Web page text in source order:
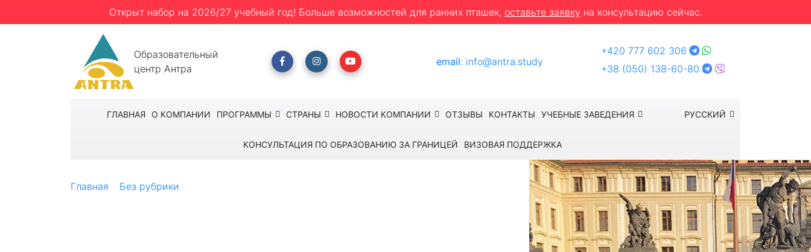
Открыт набор на 2026/27 учебный год! Больше возможностей для ранних пташек, оставьте заявку на консультацию сейчас.
Образовательный
центр Антра
email: info@antra.study
+420 777 602 306
+38 (050) 138-60-80
ГЛАВНАЯ О КОМПАНИИ ПРОГРАММЫ РУССКИЙ
СТРАНЫ НОВОСТИ КОМПАНИИ ОТЗЫВЫ КОНТАКТЫ УЧЕБНЫЕ ЗАВЕДЕНИЯ
КОНСУЛЬТАЦИЯ ПО ОБРАЗОВАНИЮ ЗА ГРАНИЦЕЙ ВИЗОВАЯ ПОДДЕРЖКА
Главная Без рубрики